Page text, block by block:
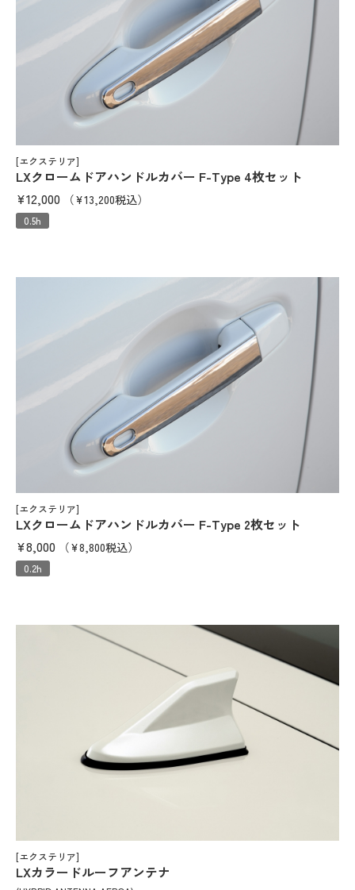
[エクステリア]
LXクロームドアハンドルカバー F-Type 4枚セット
¥12,000
（¥13,200税込）
0.5h
[エクステリア]
LXクロームドアハンドルカバー F-Type 2枚セット
¥8,000
（¥8,800税込）
0.2h
[エクステリア]
LXカラードルーフアンテナ